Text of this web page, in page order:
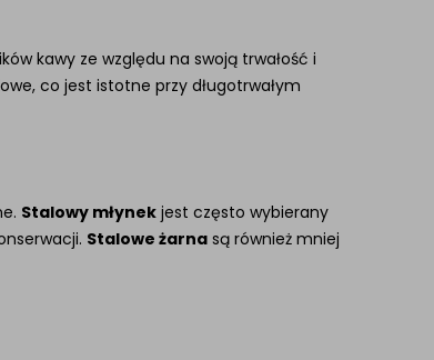
kawy ze względu na swoją trwałość i
co jest istotne przy długotrwałym
Stalowy młynek jest często wybierany
Stalowe żarna są również mniej